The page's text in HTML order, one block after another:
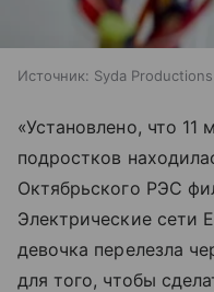
Источник: Syda
«Установлено, что 11
подростков
Октябрьского РЭС
Электрические сети
девочка перелезла
для того, чтобы